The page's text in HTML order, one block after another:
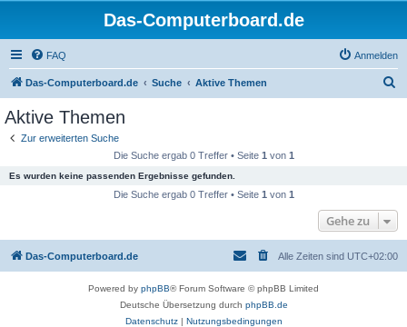
Das-Computerboard.de
FAQ Anmelden
Das-Computerboard.de Suche Aktive Themen
Aktive Themen
Zur erweiterten Suche
Die Suche ergab 0 Treffer • Seite 1 von 1
Es wurden keine passenden Ergebnisse gefunden.
Die Suche ergab 0 Treffer • Seite 1 von 1
Gehe zu
Das-Computerboard.de Alle Zeiten sind UTC+02:00
Powered by phpBB® Forum Software © phpBB Limited
Deutsche Übersetzung durch phpBB.de
Datenschutz| Nutzungsbedingungen